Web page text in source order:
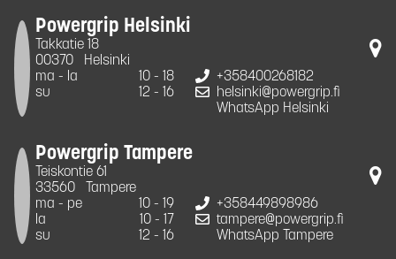
Powergrip Helsinki
Takkatie 18
00370
Helsinki
ma - la
10 - 18
su
12 - 16
+358400268182
helsinki@powergrip.fi
WhatsApp Helsinki
Powergrip Tampere
Teiskontie 61
33560
Tampere
ma - pe
10 - 19
la
10 - 17
su
12 - 16
+358449898986
tampere@powergrip.fi
WhatsApp Tampere